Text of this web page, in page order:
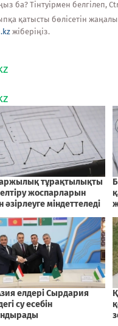
ба? Тінтуірмен белгілеп,
қатысты бөлісетін
жіберіңіз.